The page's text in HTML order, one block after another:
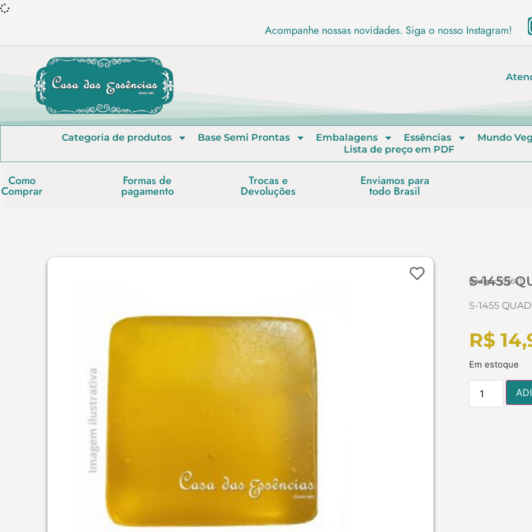
Acompanhe nossas novidades. Siga o nosso Instagram!
Categoria de produtos Base Semi Prontas Embalagens Essências Mundo
Lista de preço em PDF
Como
Comprar
Formas de
pagamento
Trocas e
Devoluções
Enviamos para
todo Brasil
S-1455
Código:102651
S-1455
R$
Em estoque